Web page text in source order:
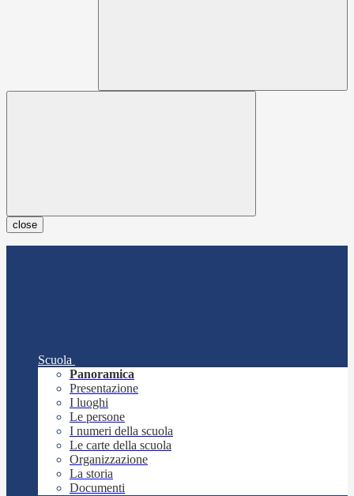
close
Scuola
Panoramica
Presentazione
I luoghi
Le persone
I numeri della scuola
Le carte della scuola
Organizzazione
La storia
Documenti